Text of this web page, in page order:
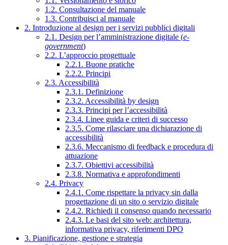
1.2. Consultazione del manuale
1.3. Contribuisci al manuale
2. Introduzione al design per i servizi pubblici digitali
2.1. Design per l’amministrazione digitale (e-
government)
2.2. L’approccio progettuale
2.2.1. Buone pratiche
2.2.2. Principi
2.3. Accessibilità
2.3.1. Definizione
2.3.2. Accessibilità by design
2.3.3. Principi per l’accessibilità
2.3.4. Linee guida e criteri di successo
2.3.5. Come rilasciare una dichiarazione di
accessibilità
2.3.6. Meccanismo di feedback e procedura di
attuazione
2.3.7. Obiettivi accessibilità
2.3.8. Normativa e approfondimenti
2.4. Privacy
2.4.1. Come rispettare la privacy sin dalla
progettazione di un sito o servizio digitale
2.4.2. Richiedi il consenso quando necessario
2.4.3. Le basi del sito web: architettura,
informativa privacy, riferimenti DPO
3. Pianificazione, gestione e strategia